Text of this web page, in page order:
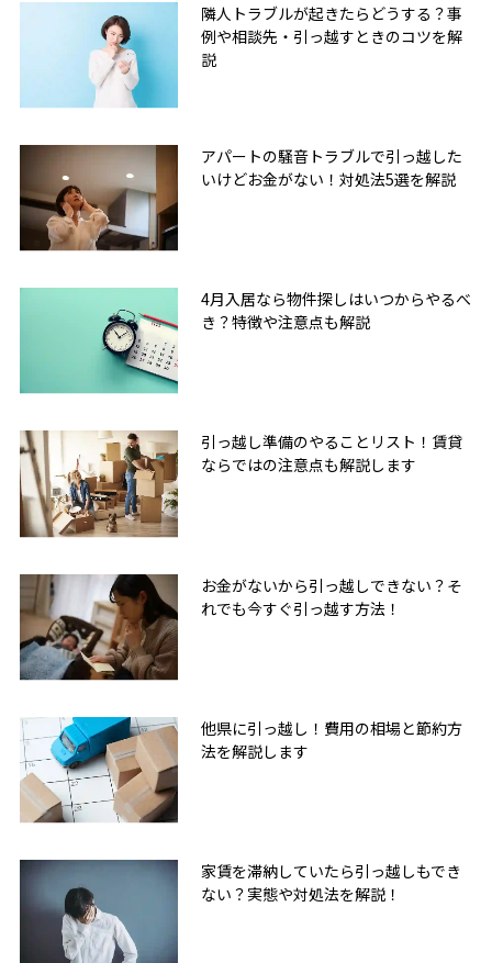
隣人トラブルが起きたらどうする？事
例や相談先・引っ越すときのコツを解
説
アパートの騒音トラブルで引っ越した
いけどお金がない！対処法5選を解説
4月入居なら物件探しはいつからやるべ
き？特徴や注意点も解説
引っ越し準備のやることリスト！賃貸
ならではの注意点も解説します
お金がないから引っ越しできない？そ
れでも今すぐ引っ越す方法！
他県に引っ越し！費用の相場と節約方
法を解説します
家賃を滞納していたら引っ越しもでき
ない？実態や対処法を解説！